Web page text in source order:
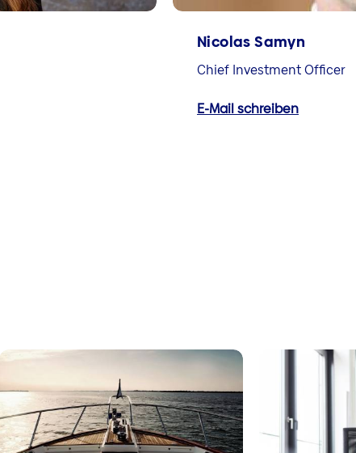
Nicolas Samyn
Chief Investment Officer
E-Mail schreiben